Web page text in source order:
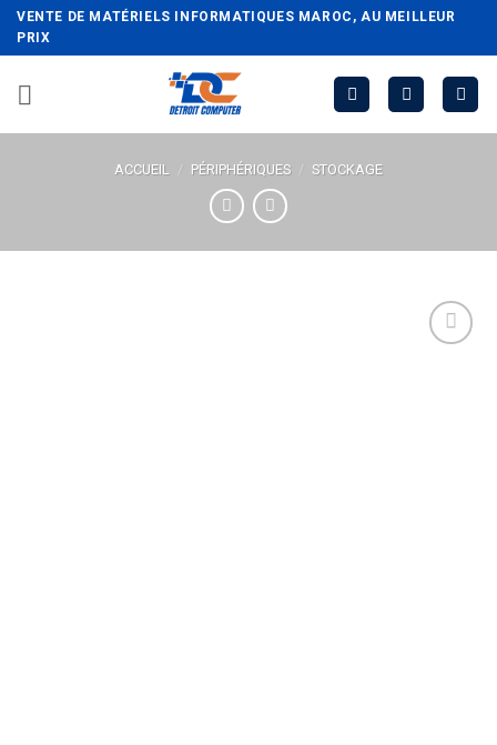
Passer
au
VENTE DE MATÉRIELS INFORMATIQUES MAROC, AU MEILLEUR
PRIX
ACCUEIL / PÉRIPHÉRIQUES / STOCKAGE